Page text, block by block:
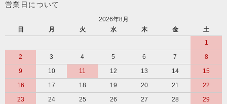
営業日について
2026年8月
日
月 火 水 木 金
土
1
2
3 4 5 6 7
8
9
10 11 12 13 14
15
16
17 18 19 20 21
22
23
24 25 26 27 28
29